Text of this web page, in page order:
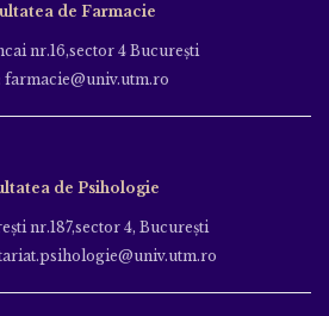
de Farmacie
nr.16,sector 4 Bucureşti
farmacie@univ.utm.ro
de Psihologie
nr.187,sector 4, Bucureşti